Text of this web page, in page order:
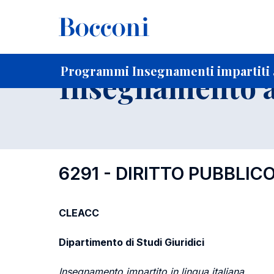
Programmi Insegnamenti impartiti
Home Per studenti iscritti
Insegnamento
6291 - DIRITTO
CLEACC
Dipartimento di Studi Giuridici
Insegnamento impartito in lingua italiana